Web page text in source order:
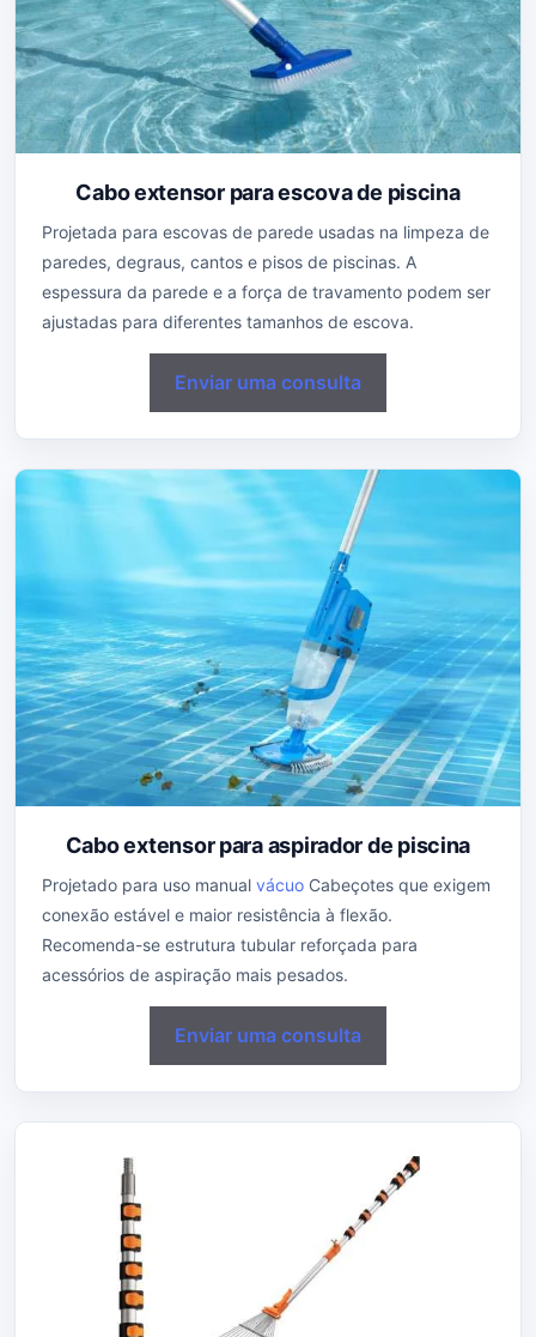
Cabo extensor para escova de piscina
Projetada para escovas de parede usadas na limpeza de
paredes, degraus, cantos e pisos de piscinas. A
espessura da parede e a força de travamento podem ser
ajustadas para diferentes tamanhos de escova.
Enviar uma consulta
Cabo extensor para aspirador de piscina
Projetado para uso manual vácuo Cabeçotes que exigem
conexão estável e maior resistência à flexão.
Recomenda-se estrutura tubular reforçada para
acessórios de aspiração mais pesados.
Enviar uma consulta